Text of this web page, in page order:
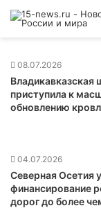
технологии,
08.07.2026
приступила к
обновлению
04.07.2026
Северная Осетия
финансирование
дорог до более